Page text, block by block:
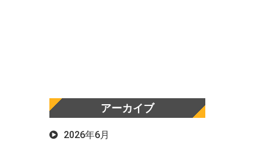
アーカイブ
2026年6月